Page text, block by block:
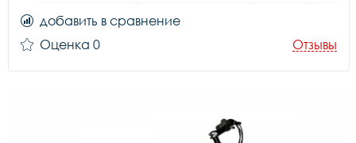
добавить в сравнение
Оценка 0
Отзывы